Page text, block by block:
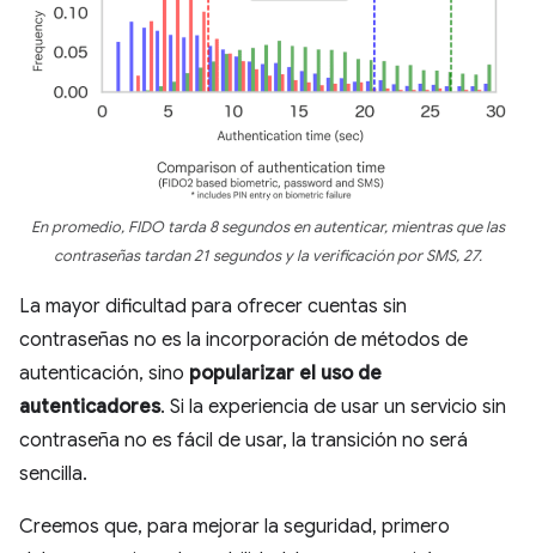
En promedio, FIDO tarda 8 segundos en autenticar, mientras que las
contraseñas tardan 21 segundos y la verificación por SMS, 27.
La mayor dificultad para ofrecer cuentas sin
contraseñas no es la incorporación de métodos de
autenticación, sino popularizar el uso de
autenticadores. Si la experiencia de usar un servicio sin
contraseña no es fácil de usar, la transición no será
sencilla.
Creemos que, para mejorar la seguridad, primero